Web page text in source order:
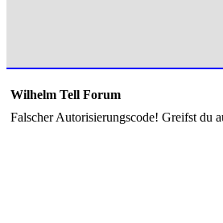
Wilhelm Tell Forum
Falscher Autorisierungscode! Greifst du